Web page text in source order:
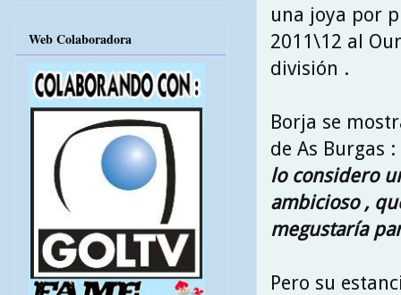
una joya por
2011\12 al
división .
Borja se
de As Burgas :
lo considero
ambicioso ,
megustaría
Pero su
Web Colaboradora